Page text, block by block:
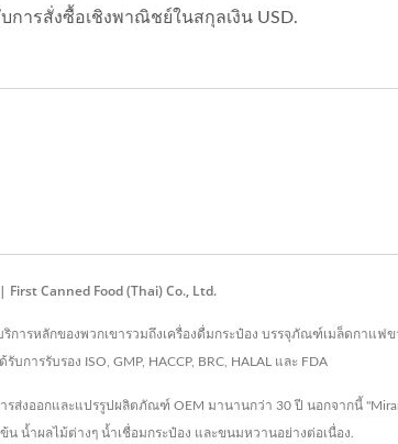
การสั่งซื้อเชิงพาณิชย์ในสกุลเงิน USD.
First Canned Food (Thai) Co., Ltd.
ริการหลักของพวกเขารวมถึงเครื่องดื่มกระป๋อง บรรจุภัณฑ์เมล็ดกาแฟ
รรับรอง ISO, GMP, HACCP, BRC, HALAL และ FDA
งออกและแปรรูปผลิตภัณฑ์ OEM มานานกว่า 30 ปี นอกจากนี้
น้ำผลไม้ต่างๆ น้ำเชื่อมกระป๋อง และขนมหวานอย่างต่อเนื่อง.